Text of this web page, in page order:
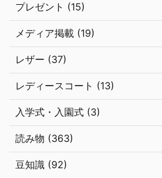
プレゼント (15)
メディア掲載 (19)
レザー (37)
レディースコート (13)
入学式・入園式 (3)
読み物 (363)
豆知識 (92)